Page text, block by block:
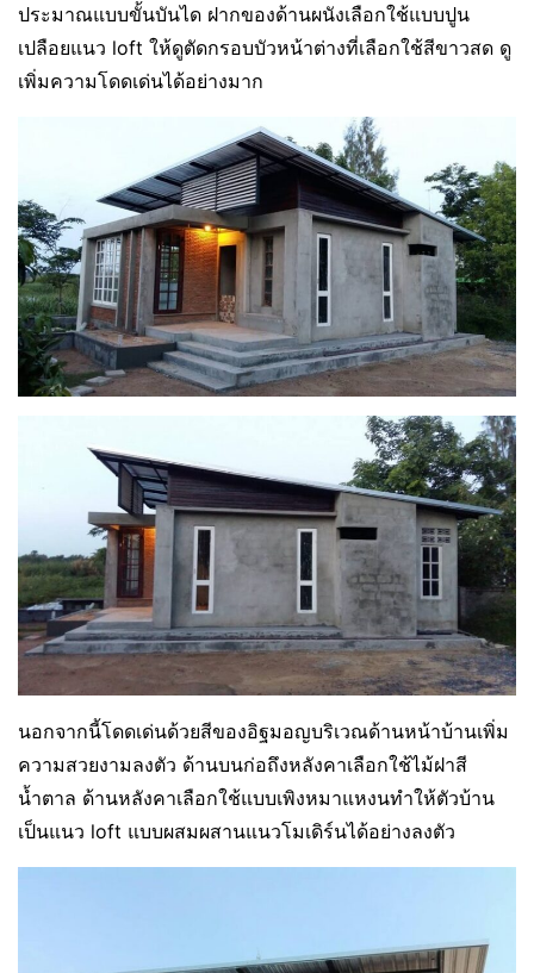
ประมาณแบบขั้นบันได ฝากของด้านผนังเลือกใช้แบบปูน
เปลือยแนว loft ให้ดูตัดกรอบบัวหน้าต่างที่เลือกใช้สีขาวสด ดู
เพิ่มความโดดเด่นได้อย่างมาก
นอกจากนี้โดดเด่นด้วยสีของอิฐมอญบริเวณด้านหน้าบ้านเพิ่ม
ความสวยงามลงตัว ด้านบนก่อถึงหลังคาเลือกใช้ไม้ฝาสี
น้ำตาล ด้านหลังคาเลือกใช้แบบเพิงหมาแหงนทำให้ตัวบ้าน
เป็นแนว loft แบบผสมผสานแนวโมเดิร์นได้อย่างลงตัว